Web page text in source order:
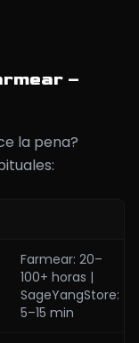
–
la pena?
Farmear: 20–
100+ horas |
SageYangStore:
5–15 min